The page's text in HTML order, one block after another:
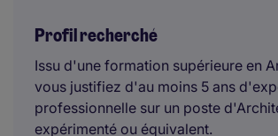
Profil recherché
Issu d'une formation supérieure en
vous justifiez d'au moins 5 ans
professionnelle sur un poste
expérimenté ou équivalent.